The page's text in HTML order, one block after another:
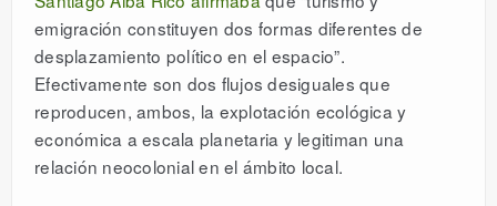
emigración constituyen dos formas diferentes de
desplazamiento político en el espacio”.
Efectivamente son dos flujos desiguales que
reproducen, ambos, la explotación ecológica y
económica a escala planetaria y legitiman una
relación neocolonial en el ámbito local.